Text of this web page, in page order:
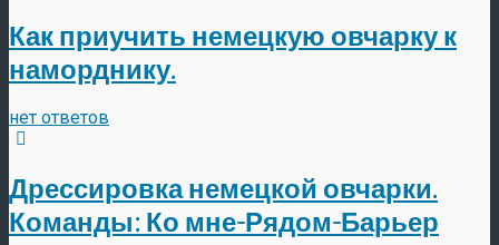
Как приучить немецкую овчарку к
наморднику.
нет ответов
Дрессировка немецкой овчарки.
Команды: Ко мне-Рядом-Барьер